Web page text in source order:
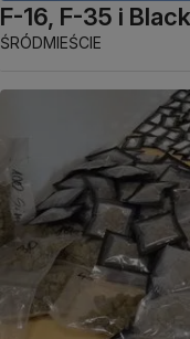
F-16, F-35 i
ŚRÓDMIEŚCIE